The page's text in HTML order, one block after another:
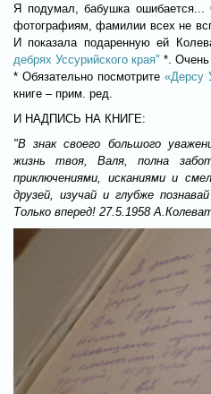
Я подумал, бабушка ошибается...
фотографиям, фамилии всех не
И показала подаренную ей
дебрях Уссурийского края" *. Очень
* Обязательно посмотрите «Дерсу
книге – прим. ред.
И НАДПИСЬ НА КНИГЕ:
"В знак своего большого
жизнь твоя, Валя, полна
приключениями, исканиями и
друзей, изучай и глубже
Только вперед! 27.5.1958